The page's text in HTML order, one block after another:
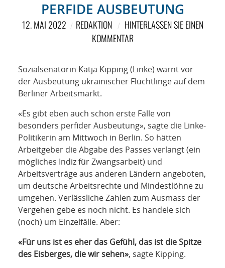
MAGAZIN
RUBRIKEN
NETZWERK
SPONSORING
KONTAKT
PERFIDE AUSBEUTUNG
12. MAI 2022 REDAKTION
HINTERLASSEN SIE EINEN
KOMMENTAR
Sozialsenatorin Katja Kipping (Linke) warnt vor
der Ausbeutung ukrainischer Flüchtlinge auf dem
Berliner Arbeitsmarkt.
«Es gibt eben auch schon erste Fälle von
besonders perfider Ausbeutung», sagte die Linke-
Politikerin am Mittwoch in Berlin. So hätten
Arbeitgeber die Abgabe des Passes verlangt (ein
mögliches Indiz für Zwangsarbeit) und
Arbeitsverträge aus anderen Ländern angeboten,
um deutsche Arbeitsrechte und Mindestlöhne zu
umgehen. Verlässliche Zahlen zum Ausmass der
Vergehen gebe es noch nicht. Es handele sich
(noch) um Einzelfälle. Aber:
«Für uns ist es eher das Gefühl, das ist die Spitze
des Eisberges, die wir sehen», sagte Kipping.